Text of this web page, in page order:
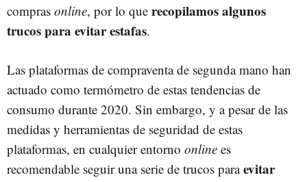
compras online, por lo que recopilamos algunos
trucos para evitar estafas.
Las plataformas de compraventa de segunda mano han
actuado como termómetro de estas tendencias de
consumo durante 2020. Sin embargo, y a pesar de las
medidas y herramientas de seguridad de estas
plataformas, en cualquier entorno online es
recomendable seguir una serie de trucos paraevitar